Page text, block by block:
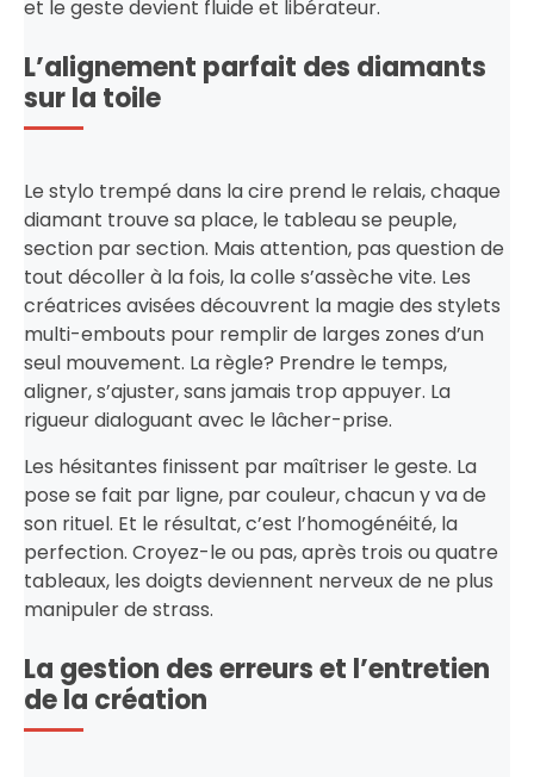
et le geste devient fluide et libérateur.
L’alignement parfait des diamants
sur la toile
Le stylo trempé dans la cire prend le relais, chaque
diamant trouve sa place, le tableau se peuple,
section par section. Mais attention, pas question de
tout décoller à la fois, la colle s’assèche vite. Les
créatrices avisées découvrent la magie des stylets
multi-embouts pour remplir de larges zones d’un
seul mouvement. La règle? Prendre le temps,
aligner, s’ajuster, sans jamais trop appuyer. La
rigueur dialoguant avec le lâcher-prise.
Les hésitantes finissent par maîtriser le geste. La
pose se fait par ligne, par couleur, chacun y va de
son rituel. Et le résultat, c’est l’homogénéité, la
perfection. Croyez-le ou pas, après trois ou quatre
tableaux, les doigts deviennent nerveux de ne plus
manipuler de strass.
La gestion des erreurs et l’entretien
de la création